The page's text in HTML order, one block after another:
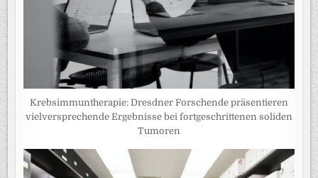
Krebsimmuntherapie: Dresdner Forschende präsentieren
vielversprechende Ergebnisse bei fortgeschrittenen soliden
Tumoren